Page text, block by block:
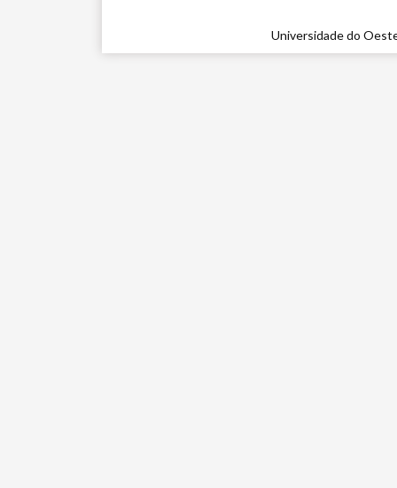
Universidade do